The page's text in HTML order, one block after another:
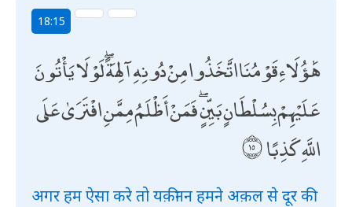
18:15
هَٰؤُلَاءِ قَوْمُنَا اتَّخَذُوا مِنْ دُونِهِ آلِهَةً ۖ لَوْلَا يَأْتُونَ
عَلَيْهِمْ بِسُلْطَانٍ بَيِّنٍ ۖ فَمَنْ أَظْلَمُ مِمَّنِ افْتَرَىٰ عَلَى
اللَّهِ كَذِبًا
अगर हम ऐसा करे तो यक़ीनन हमने अक़ल से दूर की